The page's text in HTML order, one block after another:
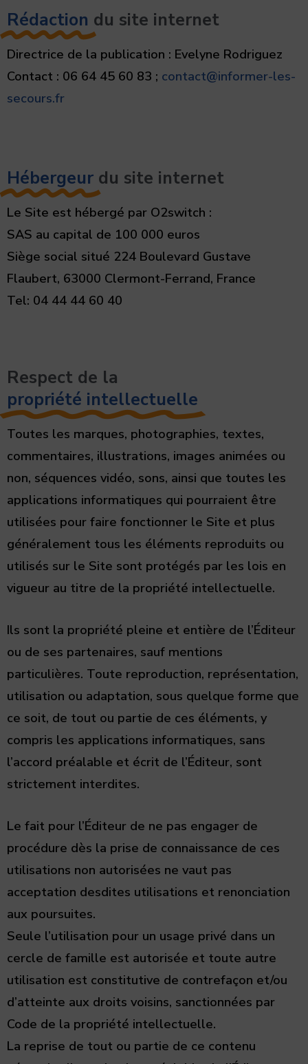
Rédaction du site internet
Directrice de la publication : Evelyne Rodriguez
Contact : 06 64 45 60 83 ; contact@informer-les-
secours.fr
Hébergeur du site internet
Le Site est hébergé par O2switch :
SAS au capital de 100 000 euros
Siège social situé 224 Boulevard Gustave
Flaubert, 63000 Clermont-Ferrand, France
Tel: 04 44 44 60 40
Respect de la
propriété intellectuelle
Toutes les marques, photographies, textes,
commentaires, illustrations, images animées ou
non, séquences vidéo, sons, ainsi que toutes les
applications informatiques qui pourraient être
utilisées pour faire fonctionner le Site et plus
généralement tous les éléments reproduits ou
utilisés sur le Site sont protégés par les lois en
vigueur au titre de la propriété intellectuelle.
Ils sont la propriété pleine et entière de l’Éditeur
ou de ses partenaires, sauf mentions
particulières. Toute reproduction, représentation,
utilisation ou adaptation, sous quelque forme que
ce soit, de tout ou partie de ces éléments, y
compris les applications informatiques, sans
l’accord préalable et écrit de l’Éditeur, sont
strictement interdites.
Le fait pour l’Éditeur de ne pas engager de
procédure dès la prise de connaissance de ces
utilisations non autorisées ne vaut pas
acceptation desdites utilisations et renonciation
aux poursuites.
Seule l’utilisation pour un usage privé dans un
cercle de famille est autorisée et toute autre
utilisation est constitutive de contrefaçon et/ou
d’atteinte aux droits voisins, sanctionnées par
Code de la propriété intellectuelle.
La reprise de tout ou partie de ce contenu